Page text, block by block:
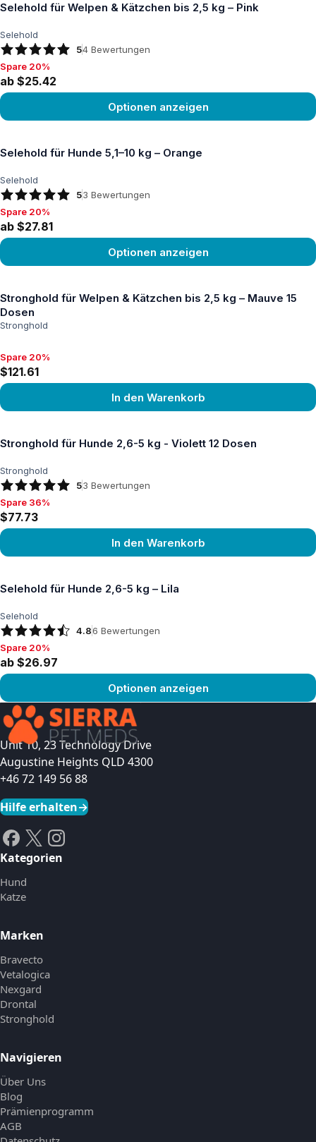
Selehold für Welpen & Kätzchen bis 2,5 kg – Pink
Selehold
54 Bewertungen
Spare 20%, ab $25.42
Spare 20%
ab $25.42
Optionen anzeigen
Selehold für Hunde 5,1–10 kg – Orange
Selehold
53 Bewertungen
Spare 20%, ab $27.81
Spare 20%
ab $27.81
Optionen anzeigen
Stronghold für Welpen & Kätzchen bis 2,5 kg – Mauve 15
Dosen
Stronghold
Spare 20%, $121.61
Spare 20%
$121.61
In den Warenkorb
Stronghold für Hunde 2,6-5 kg - Violett 12 Dosen
Stronghold
53 Bewertungen
Spare 36%, $77.73
Spare 36%
$77.73
In den Warenkorb
Selehold für Hunde 2,6-5 kg – Lila
Selehold
4.86 Bewertungen
Spare 20%, ab $26.97
Spare 20%
ab $26.97
Optionen anzeigen
Produkt ansehen
Unit 10, 23 Technology Drive
Augustine Heights QLD 4300
+46 72 149 56 88
Hilfe erhalten→
Kategorien
Hund
Katze
Marken
Bravecto
Vetalogica
Nexgard
Drontal
Stronghold
Navigieren
Über Uns
Blog
Prämienprogramm
AGB